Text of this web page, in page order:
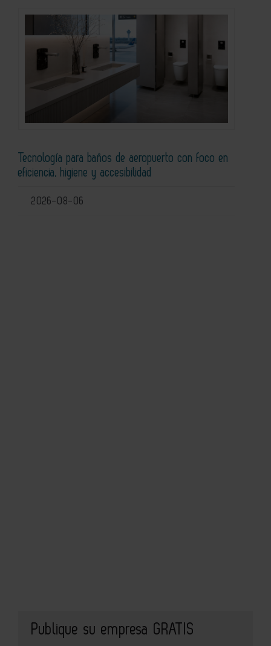
Tecnología para baños de aeropuerto con foco en
eficiencia, higiene y accesibilidad
2026-08-06
Publique su empresa GRATIS